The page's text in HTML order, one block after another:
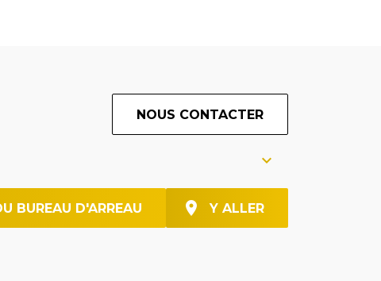
NOUS CONTACTER
BUREAU D'ARREAU Y ALLER